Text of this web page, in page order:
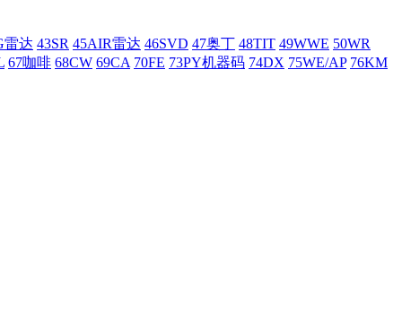
雷达 43SR 45AIR雷达 46SVD 47奥丁 48TIT 49WWE 50WR
67咖啡 68CW 69CA 70FE 73PY机器码 74DX 75WE/AP 76KM